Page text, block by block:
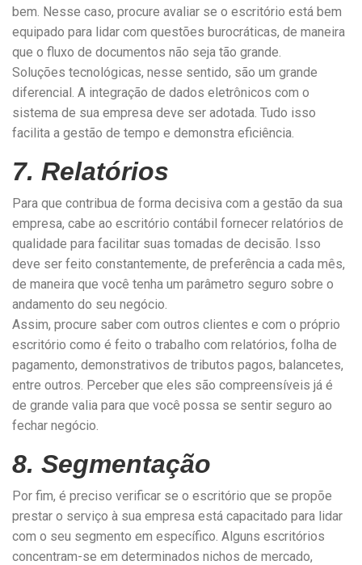
bem. Nesse caso, procure avaliar se o escritório está bem
equipado para lidar com questões burocráticas, de maneira
que o fluxo de documentos não seja tão grande.
Soluções tecnológicas, nesse sentido, são um grande
diferencial. A integração de dados eletrônicos com o
sistema de sua empresa deve ser adotada. Tudo isso
facilita a gestão de tempo e demonstra eficiência.
7. Relatórios
Para que contribua de forma decisiva com a gestão da sua
empresa, cabe ao escritório contábil fornecer relatórios de
qualidade para facilitar suas tomadas de decisão. Isso
deve ser feito constantemente, de preferência a cada mês,
de maneira que você tenha um parâmetro seguro sobre o
andamento do seu negócio.
Assim, procure saber com outros clientes e com o próprio
escritório como é feito o trabalho com relatórios, folha de
pagamento, demonstrativos de tributos pagos, balancetes,
entre outros. Perceber que eles são compreensíveis já é
de grande valia para que você possa se sentir seguro ao
fechar negócio.
8. Segmentação
Por fim, é preciso verificar se o escritório que se propõe
prestar o serviço à sua empresa está capacitado para lidar
com o seu segmento em específico. Alguns escritórios
concentram-se em determinados nichos de mercado,